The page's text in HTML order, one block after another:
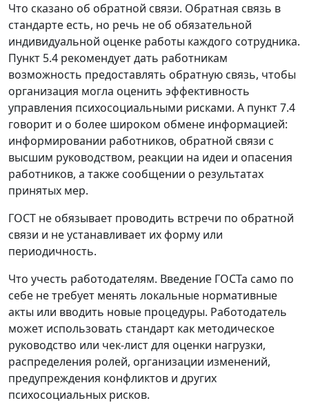
Что сказано об обратной связи. Обратная связь в
стандарте есть, но речь не об обязательной
индивидуальной оценке работы каждого сотрудника.
Пункт 5.4 рекомендует дать работникам
возможность предоставлять обратную связь, чтобы
организация могла оценить эффективность
управления психосоциальными рисками. А пункт 7.4
говорит и о более широком обмене информацией:
информировании работников, обратной связи с
высшим руководством, реакции на идеи и опасения
работников, а также сообщении о результатах
принятых мер.
ГОСТ не обязывает проводить встречи по обратной
связи и не устанавливает их форму или
периодичность.
Что учесть работодателям. Введение ГОСТа само по
себе не требует менять локальные нормативные
акты или вводить новые процедуры. Работодатель
может использовать стандарт как методическое
руководство или чек-лист для оценки нагрузки,
распределения ролей, организации изменений,
предупреждения конфликтов и других
психосоциальных рисков.